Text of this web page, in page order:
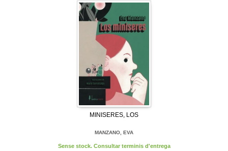
MINISERES, LOS
MANZANO, EVA
Sense stock. Consultar terminis d'entrega